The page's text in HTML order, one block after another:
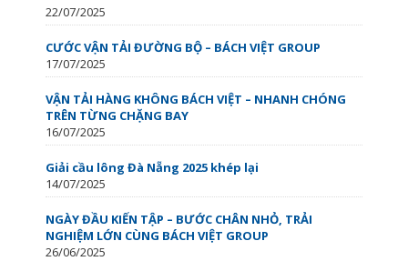
22/07/2025
CƯỚC VẬN TẢI ĐƯỜNG BỘ – BÁCH VIỆT GROUP
17/07/2025
VẬN TẢI HÀNG KHÔNG BÁCH VIỆT – NHANH CHÓNG
TRÊN TỪNG CHẶNG BAY
16/07/2025
Giải cầu lông Đà Nẵng 2025 khép lại
14/07/2025
NGÀY ĐẦU KIẾN TẬP – BƯỚC CHÂN NHỎ, TRẢI
NGHIỆM LỚN CÙNG BÁCH VIỆT GROUP
26/06/2025